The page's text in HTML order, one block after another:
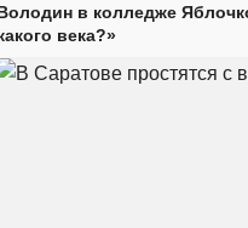
в колледже
века?»